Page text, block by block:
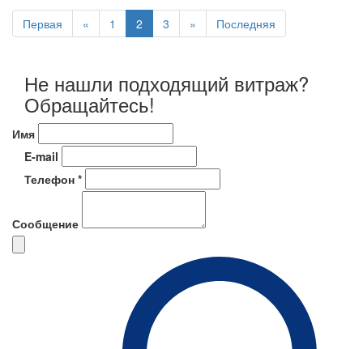
Первая « 1 2 3 » Последняя
Не нашли подходящий витраж?
Обращайтесь!
Имя
E-mail
Телефон *
Сообщение